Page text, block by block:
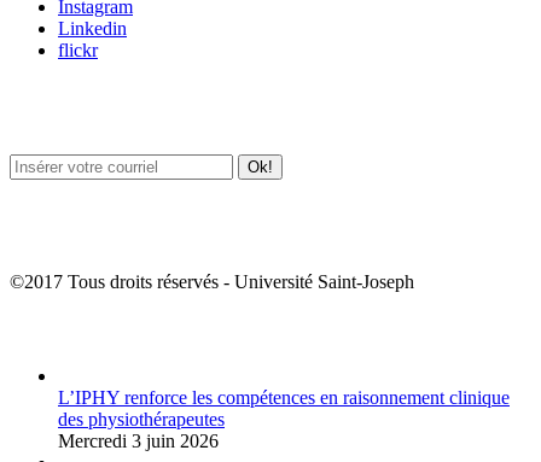
Instagram
Linkedin
flickr
©2017 Tous droits réservés - Université Saint-Joseph
L’IPHY renforce les compétences en raisonnement clinique
des physiothérapeutes
Mercredi 3 juin 2026